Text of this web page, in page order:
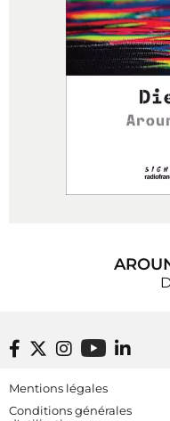
Footer bottom
Mentions légales
Conditions générales